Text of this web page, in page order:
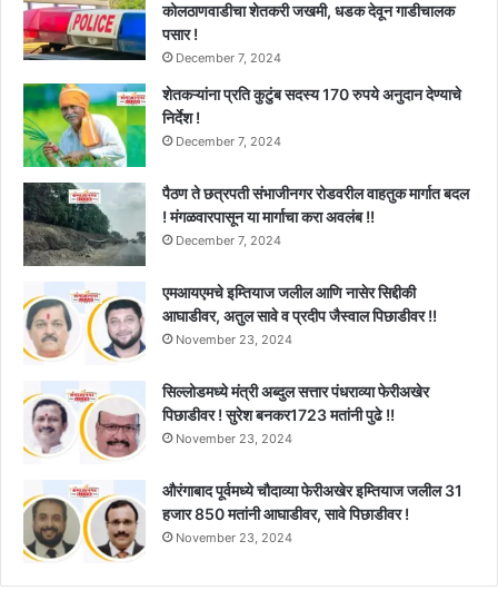
कोलठाणवाडीचा शेतकरी जखमी, धडक देवून गाडीचालक
पसार !
December 7, 2024
शेतकऱ्यांना प्रति कुटुंब सदस्य 170 रुपये अनुदान देण्याचे
निर्देश !
December 7, 2024
पैठण ते छत्रपती संभाजीनगर रोडवरील वाहतुक मार्गात बदल
! मंगळवारपासून या मार्गाचा करा अवलंब !!
December 7, 2024
एमआयएमचे इम्तियाज जलील आणि नासेर सिद्दीकी
आघाडीवर, अतुल सावे व प्रदीप जैस्वाल पिछाडीवर !!
November 23, 2024
सिल्लोडमध्ये मंत्री अब्दुल सत्तार पंधराव्या फेरीअखेर
पिछाडीवर ! सुरेश बनकर1723 मतांनी पुढे !!
November 23, 2024
औरंगाबाद पूर्वमध्ये चौदाव्या फेरीअखेर इम्तियाज जलील 31
हजार 850 मतांनी आघाडीवर, सावे पिछाडीवर !
November 23, 2024